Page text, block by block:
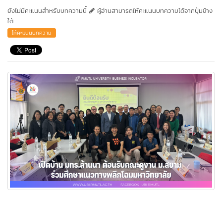
ยังไม่มีคะแนนสำหรับบทความนี้
ผู้อ่านสามารถให้คะแนนบทความได้จากปุ่มข้าง
ใต้
ให้คะแนนบทความ